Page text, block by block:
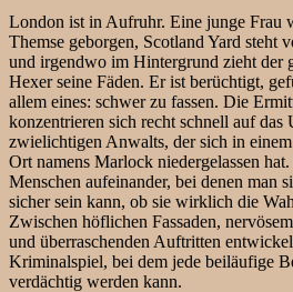
London ist in Aufruhr. Eine junge Frau
Themse geborgen, Scotland Yard steht
und irgendwo im Hintergrund zieht der
Hexer seine Fäden. Er ist berüchtigt,
allem eines: schwer zu fassen. Die
konzentrieren sich recht schnell auf das
zwielichtigen Anwalts, der sich in einem
Ort namens Marlock niedergelassen
Menschen aufeinander, bei denen man
sicher sein kann, ob sie wirklich die
Zwischen höflichen Fassaden,
und überraschenden Auftritten
Kriminalspiel, bei dem jede beiläufige
verdächtig werden kann.